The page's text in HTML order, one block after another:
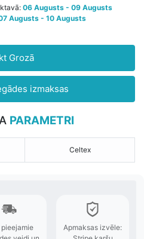
06 Augusts - 09 Augusts
Augusts - 10 Augusts
Grozā
izmaksas
PARAMETRI
Celtex